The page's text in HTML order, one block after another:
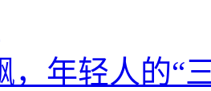
，年轻人的“